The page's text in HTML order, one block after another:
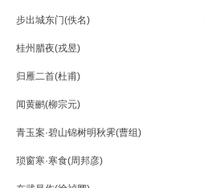
步出城东门(佚名)
桂州腊夜(戎昱)
归雁二首(杜甫)
闻黄鹂(柳宗元)
青玉案·碧山锦树明秋霁(曹组)
琐窗寒·寒食(周邦彦)